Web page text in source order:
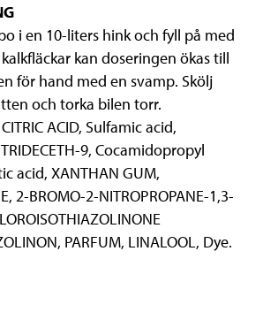
i en 10-liters hink och fyll på med
kan doseringen ökas till
för hand med en svamp. Skölj
och torka bilen torr.
ACID, Sulfamic acid,
9, Cocamidopropyl
acid, XANTHAN GUM,
2-BROMO-2-NITROPROPANE-1,3-
PARFUM, LINALOOL, Dye.